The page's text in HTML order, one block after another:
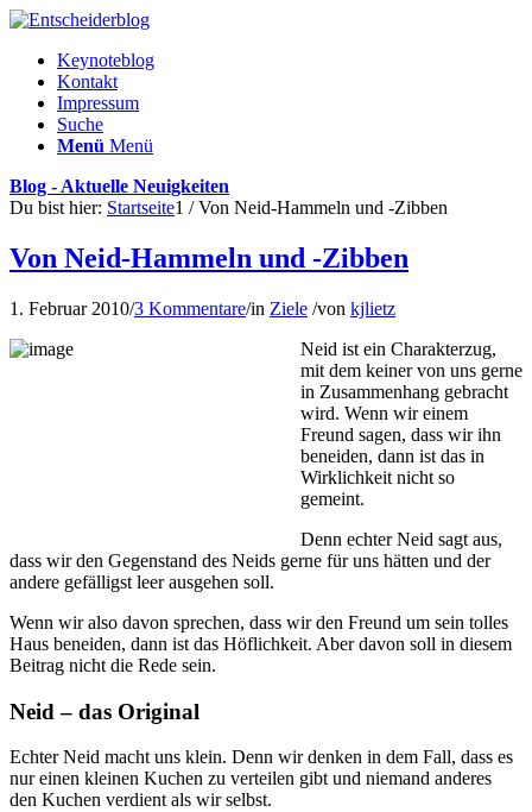
Keynoteblog
Kontakt
Impressum
Suche
Menü Menü
Blog - Aktuelle Neuigkeiten
Du bist hier: Startseite1 / Von Neid-Hammeln und -Zibben
Von Neid-Hammeln und -Zibben
1. Februar 2010/3 Kommentare/in Ziele /von kjlietz
Neid ist ein Charakterzug,
mit dem keiner von uns gerne
in Zusammenhang gebracht
wird. Wenn wir einem
Freund sagen, dass wir ihn
beneiden, dann ist das in
Wirklichkeit nicht so
gemeint.
Denn echter Neid sagt aus,
dass wir den Gegenstand des Neids gerne für uns hätten und der
andere gefälligst leer ausgehen soll.
Wenn wir also davon sprechen, dass wir den Freund um sein tolles
Haus beneiden, dann ist das Höflichkeit. Aber davon soll in diesem
Beitrag nicht die Rede sein.
Neid – das Original
Echter Neid macht uns klein. Denn wir denken in dem Fall, dass es
nur einen kleinen Kuchen zu verteilen gibt und niemand anderes
den Kuchen verdient als wir selbst.